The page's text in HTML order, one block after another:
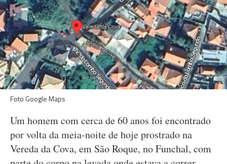
Foto Google Maps
Um homem com cerca de 60 anos foi encontrado
por volta da meia-noite de hoje prostrado na
Vereda da Cova, em São Roque, no Funchal, com